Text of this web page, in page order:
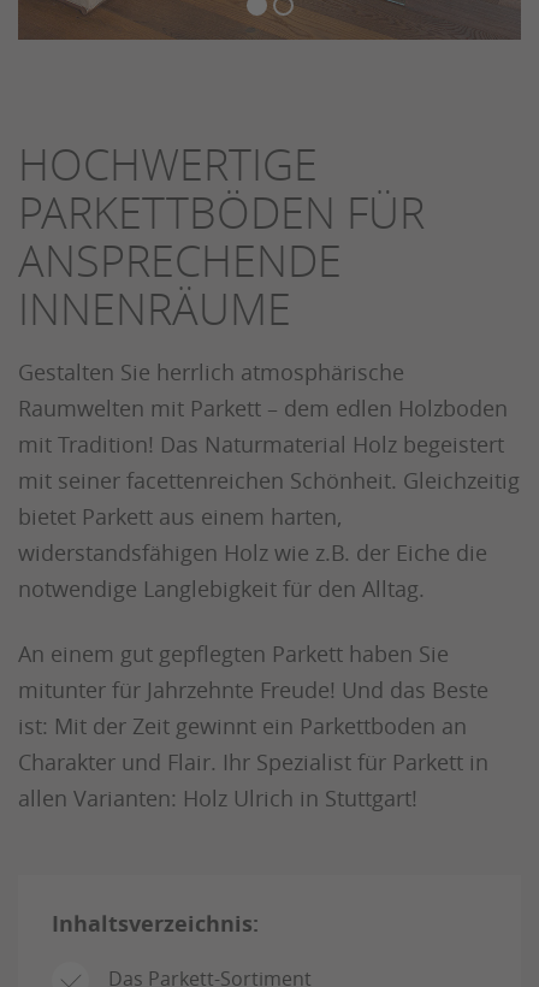
HOCHWERTIGE
PARKETTBÖDEN FÜR
ANSPRECHENDE
INNENRÄUME
Gestalten Sie herrlich atmosphärische
Raumwelten mit Parkett – dem edlen Holzboden
mit Tradition! Das Naturmaterial Holz begeistert
mit seiner facettenreichen Schönheit. Gleichzeitig
bietet Parkett aus einem harten,
widerstandsfähigen Holz wie z.B. der Eiche die
notwendige Langlebigkeit für den Alltag.
An einem gut gepflegten Parkett haben Sie
mitunter für Jahrzehnte Freude! Und das Beste
ist: Mit der Zeit gewinnt ein Parkettboden an
Charakter und Flair. Ihr Spezialist für Parkett in
allen Varianten: Holz Ulrich in Stuttgart!
Inhaltsverzeichnis:
Das Parkett-Sortiment